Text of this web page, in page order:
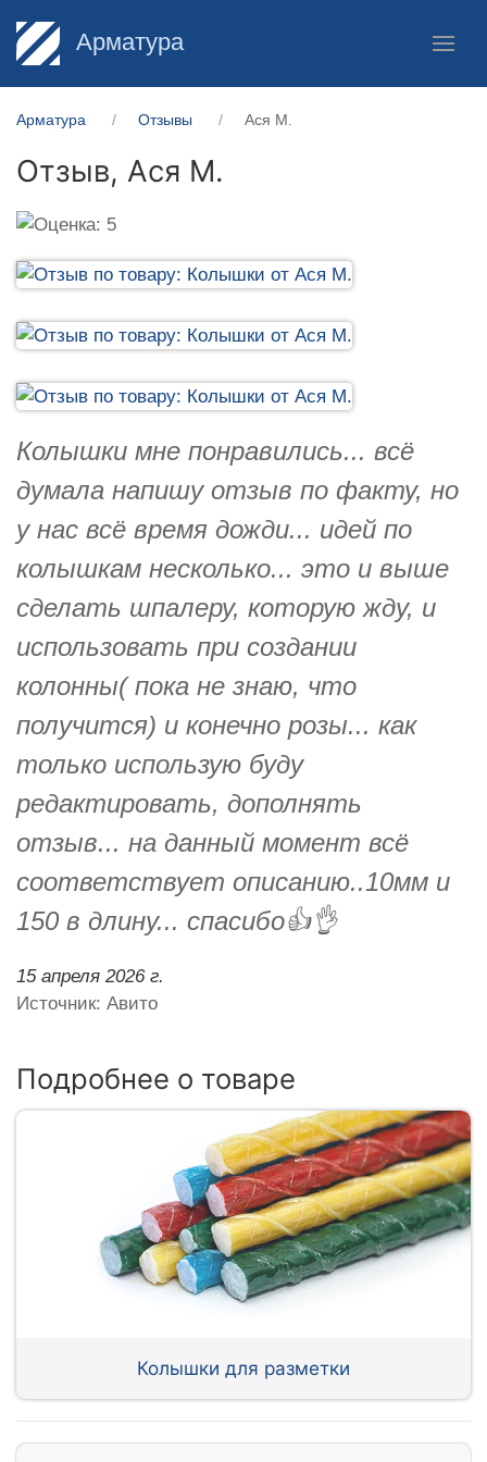
Арматура
Арматура Отзывы Ася М.
Отзыв, Ася М.
Колышки мне понравились... всё
думала напишу отзыв по факту, но
у нас всё время дожди... идей по
колышкам несколько... это и выше
сделать шпалеру, которую жду, и
использовать при создании
колонны( пока не знаю, что
получится) и конечно розы... как
только использую буду
редактировать, дополнять
отзыв... на данный момент всё
соответствует описанию..10мм и
150 в длину... спасибо👍👌
15 апреля 2026 г.
Источник: Авито
Подробнее о товаре
Колышки для разметки